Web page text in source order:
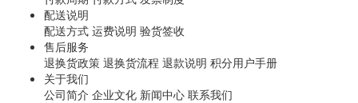
配送说明
配送方式 运费说明 验货签收
售后服务
退换货政策 退换货流程 退款说明 积分用户手册
关于我们
公司简介 企业文化 新闻中心 联系我们